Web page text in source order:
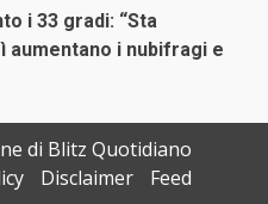
i 33 gradi: “Sta
aumentano i nubifragi e
di Blitz Quotidiano
Disclaimer Feed